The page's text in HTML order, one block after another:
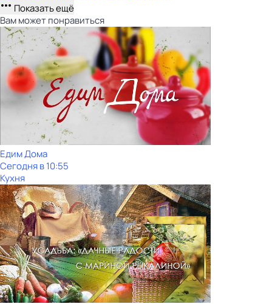
Показать ещё
Вам может понравиться
Едим Дома
Сегодня в 10:55
Кухня